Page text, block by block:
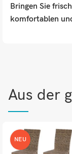
Bringen Sie
komfortablen
Aus der
NEU